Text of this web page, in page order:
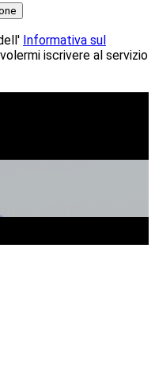
Informativa sul
iscrivere al servizio